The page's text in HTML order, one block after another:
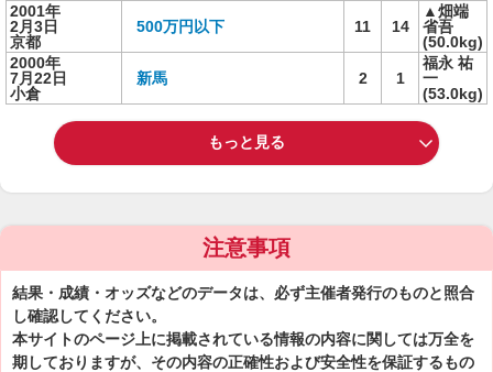
2001年
2月3日
京都
500万円以下 11 14
▲畑端
省吾
(50.0kg)
2000年
7月22日
小倉
新馬 2 1
福永 祐
一
(53.0kg)
もっと見る
注意事項
結果・成績・オッズなどのデータは、必ず主催者発行のものと照合
し確認してください。
本サイトのページ上に掲載されている情報の内容に関しては万全を
期しておりますが、その内容の正確性および安全性を保証するもの